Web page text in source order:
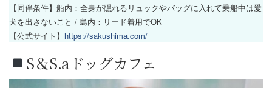
【同伴条件】船内：全身が隠れるリュックやバッグに入れて乗船中は愛
犬を出さないこと / 島内：リード着用でOK
【公式サイト】 https://sakushima.com/
S＆S.aドッグカフェ